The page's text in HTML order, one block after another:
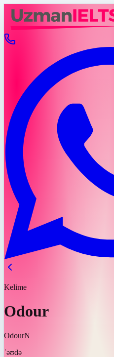
Kelime
Odour
OdourN
ˈəʊdə